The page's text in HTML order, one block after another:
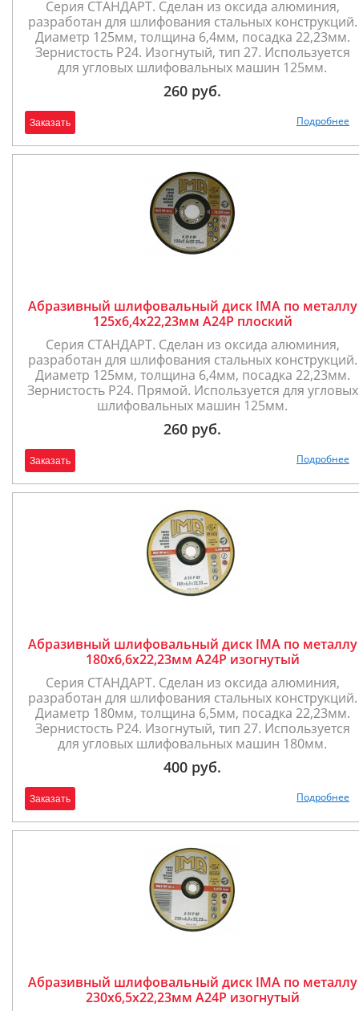
Серия СТАНДАРТ. Сделан из оксида алюминия,
разработан для шлифования стальных конструкций.
Диаметр 125мм, толщина 6,4мм, посадка 22,23мм.
Зернистость P24. Изогнутый, тип 27. Используется
для угловых шлифовальных машин 125мм.
260 руб.
Заказать Подробнее
Абразивный шлифовальный диск IMA по металлу
125х6,4х22,23мм A24P плоский
Серия СТАНДАРТ. Сделан из оксида алюминия,
разработан для шлифования стальных конструкций.
Диаметр 125мм, толщина 6,4мм, посадка 22,23мм.
Зернистость P24. Прямой. Используется для угловых
шлифовальных машин 125мм.
260 руб.
Заказать Подробнее
Абразивный шлифовальный диск IMA по металлу
180х6,6х22,23мм A24P изогнутый
Серия СТАНДАРТ. Сделан из оксида алюминия,
разработан для шлифования стальных конструкций.
Диаметр 180мм, толщина 6,5мм, посадка 22,23мм.
Зернистость P24. Изогнутый, тип 27. Используется
для угловых шлифовальных машин 180мм.
400 руб.
Заказать Подробнее
Абразивный шлифовальный диск IMA по металлу
230х6,5х22,23мм A24P изогнутый